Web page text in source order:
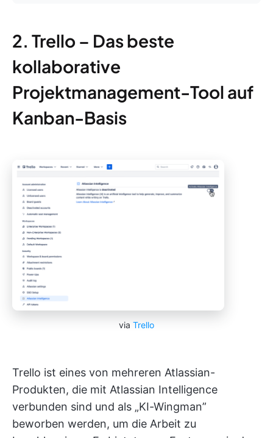
2. Trello – Das beste
kollaborative
Projektmanagement-Tool auf
Kanban-Basis
via Trello
Trello ist eines von mehreren Atlassian-
Produkten, die mit Atlassian Intelligence
verbunden sind und als „KI-Wingman”
beworben werden, um die Arbeit zu